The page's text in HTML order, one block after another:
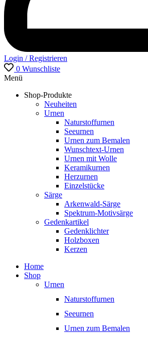
Login / Registrieren
0 Wunschliste
Menü
Shop-Produkte
Neuheiten
Urnen
Naturstoffurnen
Seeurnen
Urnen zum Bemalen
Wunschtext-Urnen
Urnen mit Wolle
Keramikurnen
Herzurnen
Einzelstücke
Särge
Arkenwald-Särge
Spektrum-Motivsärge
Gedenkartikel
Gedenklichter
Holzboxen
Kerzen
Home
Shop
Urnen
Naturstoffurnen
Seeurnen
Urnen zum Bemalen